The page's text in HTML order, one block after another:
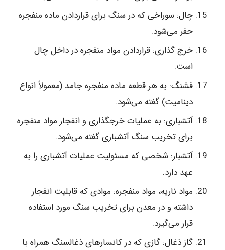
چال: سوراخی که در سنگ برای قراردادن ماده منفجره
حفر می‌شود.
خرج گذاری: قراردادن مواد منفجره در داخل چال
است.
فشنگ: به هر قطعه ماده منفجره جامد (معمولاً انواع
دینامیت) گفته می‌شود.
آتشباری: به عملیات خرجگذاری و انفجار مواد منفجره
برای تخریب سنگ آتشباری گفته می‌شود.
آتشبار: شخصی که مسئولیت عملیات آتشباری را به
عهد دارد.
مواد ناریه، مواد منفجره: موادی که قابلیت انفجار
داشته و در معدن برای تخریب سنگ مورد استفاده
قرار می‌گیرد.
گاز ذغال: گازی که در کانسارهای ذغالسنگ همراه با